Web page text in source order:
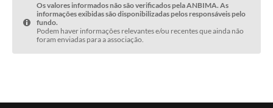
Os valores informados não são verificados pela ANBIMA. As
informações exibidas são disponibilizadas pelos responsáveis pelo
fundo.
Podem haver informações relevantes e/ou recentes que ainda não
foram enviadas para a associação.